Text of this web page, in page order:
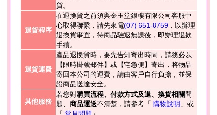
貨。
退貨程序
在退換貨之前須與金玉堂銀樓有限公司客服中
心取得聯繫，請先來電(07) 651-8759，以辦理
退換貨事宜，待商品驗退無誤後，即辦理退款
手續。
退貨運費
產品退換貨時，要先告知寄出時間，請務必以
【限時掛號郵件】或【宅急便】寄出，將物品
寄回本公司的運費，請由客戶自行負擔，並保
證商品送達安全。
其他服務
若您對購買流程、付款方式及退、換貨相關問
題、 商品運送不清楚，請參考「 購物說明 」或
「 常見問題 」。